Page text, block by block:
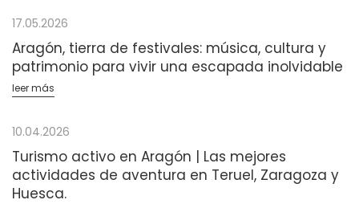
17.05.2026
Aragón, tierra de festivales: música, cultura y
patrimonio para vivir una escapada inolvidable
leer más
10.04.2026
Turismo activo en Aragón | Las mejores
actividades de aventura en Teruel, Zaragoza y
Huesca.